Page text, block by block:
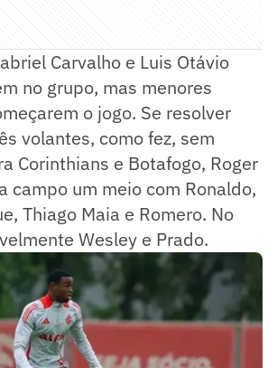
Carvalho e Luis Otávio
no grupo, mas menores
o jogo. Se resolver
volantes, como fez, sem
Corinthians e Botafogo, Roger
campo um meio com Ronaldo,
Thiago Maia e Romero. No
Wesley e Prado.